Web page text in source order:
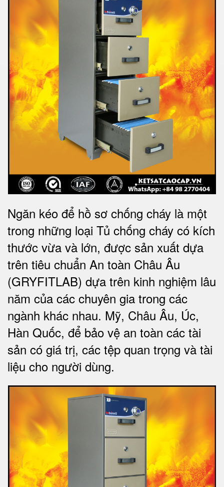
Ngăn kéo để hồ sơ chống cháy là một
trong những loại Tủ chống cháy có kích
thước vừa và lớn, được sản xuất dựa
trên tiêu chuẩn An toàn Châu Âu
(GRYFITLAB) dựa trên kinh nghiệm lâu
năm của các chuyên gia trong các
ngành khác nhau. Mỹ, Châu Âu, Úc,
Hàn Quốc, để bảo vệ an toàn các tài
sản có giá trị, các tệp quan trọng và tài
liệu cho người dùng.